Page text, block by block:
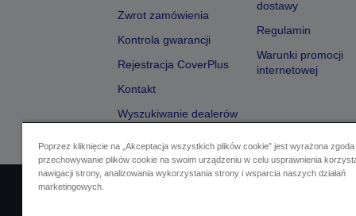
Zwrot zamówienia
Kontrola gwarancji
Rejestracja CoverPlus
Kontakt
Wyszukiwanie dealerów
dostawy
Regulamin
Warunki promocji
internetowej
Poprzez kliknięcie na „Akceptacja wszystkich plików cookie” jest wyrażona zgoda
przechowywanie plików cookie na swoim urządzeniu w celu usprawnienia
nawigacji strony, analizowania wykorzystania strony i wsparcia naszych działań
marketingowych.